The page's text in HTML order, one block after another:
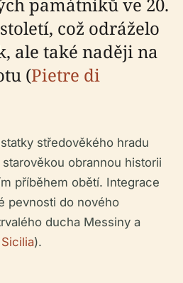
což odráželo
ale také naději na
(Pietre di
středověkého hradu
obrannou historii
příběhem obětí. Integrace
pevnosti do nového
ducha Messiny a
).